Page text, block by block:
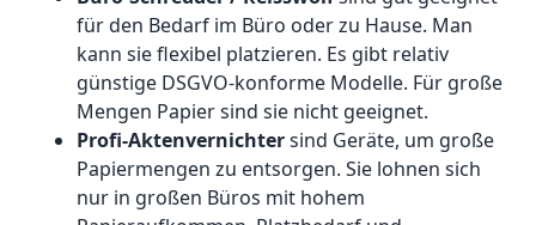
für den Bedarf im Büro oder zu Hause. Man
kann sie flexibel platzieren. Es gibt relativ
günstige DSGVO-konforme Modelle. Für große
Mengen Papier sind sie nicht geeignet.
Profi-Aktenvernichtersind Geräte, um große
Papiermengen zu entsorgen. Sie lohnen sich
nur in großen Büros mit hohem